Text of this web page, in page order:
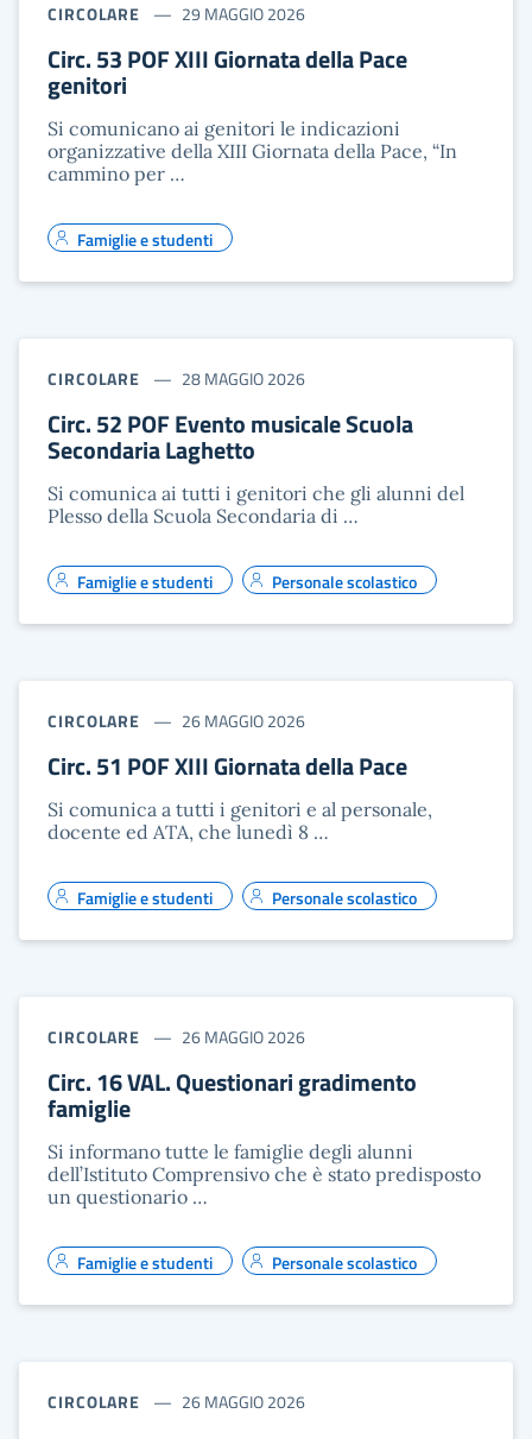
CIRCOLARE 29 MAGGIO 2026
Circ. 53 POF XIII Giornata della Pace
genitori
Si comunicano ai genitori le indicazioni
organizzative della XIII Giornata della Pace, “In
cammino per …
Famiglie e studenti
CIRCOLARE 28 MAGGIO 2026
Circ. 52 POF Evento musicale Scuola
Secondaria Laghetto
Si comunica ai tutti i genitori che gli alunni del
Plesso della Scuola Secondaria di …
Famiglie e studenti Personale scolastico
CIRCOLARE 26 MAGGIO 2026
Circ. 51 POF XIII Giornata della Pace
Si comunica a tutti i genitori e al personale,
docente ed ATA, che lunedì 8 …
Famiglie e studenti Personale scolastico
CIRCOLARE 26 MAGGIO 2026
Circ. 16 VAL. Questionari gradimento
famiglie
Si informano tutte le famiglie degli alunni
dell’Istituto Comprensivo che è stato predisposto
un questionario …
Famiglie e studenti Personale scolastico
CIRCOLARE 26 MAGGIO 2026